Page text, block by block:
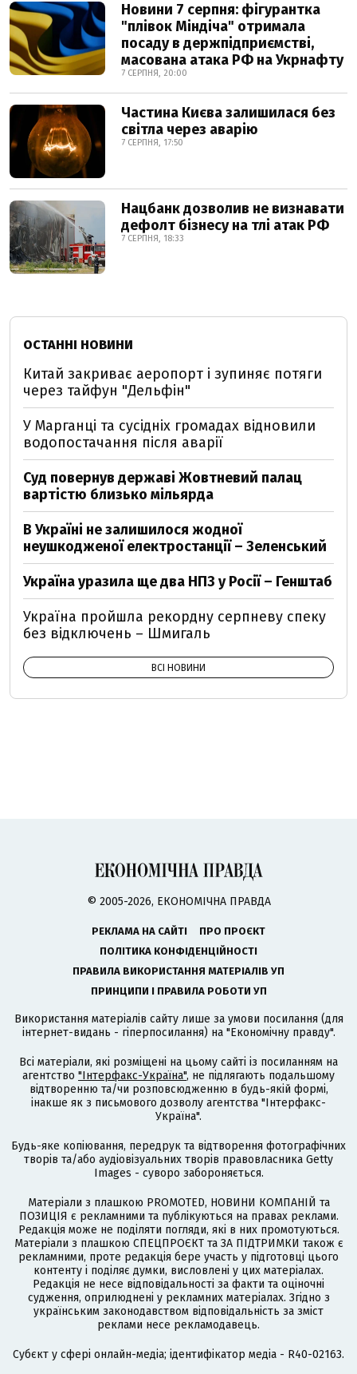
Новини 7 серпня: фігурантка
"плівок Міндіча" отримала
посаду в держпідприємстві,
масована атака РФ на Укрнафту
7 СЕРПНЯ, 20:00
Частина Києва залишилася без
світла через аварію
7 СЕРПНЯ, 17:50
Нацбанк дозволив не визнавати
дефолт бізнесу на тлі атак РФ
7 СЕРПНЯ, 18:33
ОСТАННІ НОВИНИ
Китай закриває аеропорт і зупиняє потяги
через тайфун "Дельфін"
У Марганці та сусідніх громадах відновили
водопостачання після аварії
Суд повернув державі Жовтневий палац
вартістю близько мільярда
В Україні не залишилося жодної
неушкодженої електростанції – Зеленський
Україна уразила ще два НПЗ у Росії – Генштаб
Україна пройшла рекордну серпневу спеку
без відключень – Шмигаль
ВСІ НОВИНИ
© 2005-2026, ЕКОНОМІЧНА ПРАВДА
РЕКЛАМА НА САЙТІ
ПРО ПРОЄКТ
ПОЛІТИКА КОНФІДЕНЦІЙНОСТІ
ПРАВИЛА ВИКОРИСТАННЯ МАТЕРІАЛІВ УП
ПРИНЦИПИ І ПРАВИЛА РОБОТИ УП
Використання матеріалів сайту лише за умови посилання (для
інтернет-видань - гіперпосилання) на "Економічну правду".
Всі матеріали, які розміщені на цьому сайті із посиланням на
агентство "Інтерфакс-Україна", не підлягають подальшому
відтворенню та/чи розповсюдженню в будь-якій формі,
інакше як з письмового дозволу агентства "Інтерфакс-
Україна".
Будь-яке копіювання, передрук та відтворення фотографічних
творів та/або аудіовізуальних творів правовласника Getty
Images - суворо забороняється.
Матеріали з плашкою PROMOTED, НОВИНИ КОМПАНІЙ та
ПОЗИЦІЯ є рекламними та публікуються на правах реклами.
Редакція може не поділяти погляди, які в них промотуються.
Матеріали з плашкою СПЕЦПРОЄКТ та ЗА ПІДТРИМКИ також є
рекламними, проте редакція бере участь у підготовці цього
контенту і поділяє думки, висловлені у цих матеріалах.
Редакція не несе відповідальності за факти та оціночні
судження, оприлюднені у рекламних матеріалах. Згідно з
українським законодавством відповідальність за зміст
реклами несе рекламодавець.
Cубєкт у сфері онлайн-медіа; ідентифікатор медіа - R40-02163.